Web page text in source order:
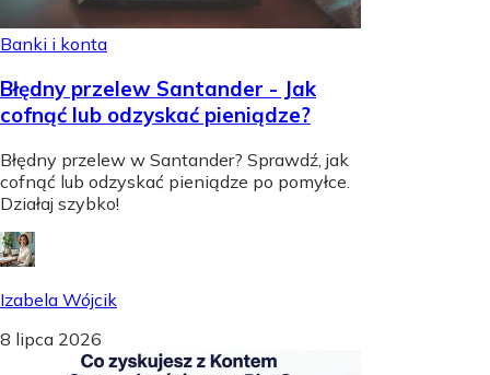
Banki i konta
Błędny przelew Santander - Jak
cofnąć lub odzyskać pieniądze?
Błędny przelew w Santander? Sprawdź, jak
cofnąć lub odzyskać pieniądze po pomyłce.
Działaj szybko!
Izabela Wójcik
8 lipca 2026